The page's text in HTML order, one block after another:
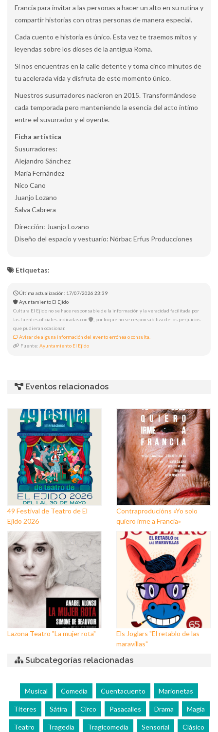
Francia para invitar a las personas a hacer un alto en su rutina y
compartir historias con otras personas de manera especial.
Cada cuento e historia es único. Esta vez te traemos mitos y
leyendas sobre los dioses de la antigua Roma.
Si nos encuentras en la calle detente y toma cinco minutos de
tu acelerada vida y disfruta de este momento único.
Nuestros susurradores nacieron en 2015. Transformándose
cada temporada pero manteniendo la esencia del acto íntimo
entre el susurrador y el oyente.
Ficha artística
Susurradores:
Alejandro Sánchez
María Fernández
Nico Cano
Juanjo Lozano
Salva Cabrera
Dirección: Juanjo Lozano
Diseño del espacio y vestuario: Nórbac Erfus Producciones
Etiquetas:
Última actualización: 17/07/2026 23:39
Ayuntamiento El Ejido
Cultura El Ejido no se hace responsable de la información y la veracidad facilitada por
las fuentes oficiales indicadas con
, por lo que no se responsabiliza de los perjuicios
que pudieran ocasionar.
Avisar de alguna información del evento errónea o consulta.
Fuente: Ayuntamiento El Ejido
Eventos relacionados
49 Festival de Teatro de El
Ejido 2026
Contraproducións «Yo solo
quiero irme a Francia»
Lazona Teatro "La mujer rota"
Els Joglars "El retablo de las
maravillas"
Subcategorías relacionadas
Musical Comedia Cuentacuento Marionetas
Títeres Sátira Circo Pasacalles Drama Magia
Teatro Tragedia Tragicomedia Sensorial Clásico